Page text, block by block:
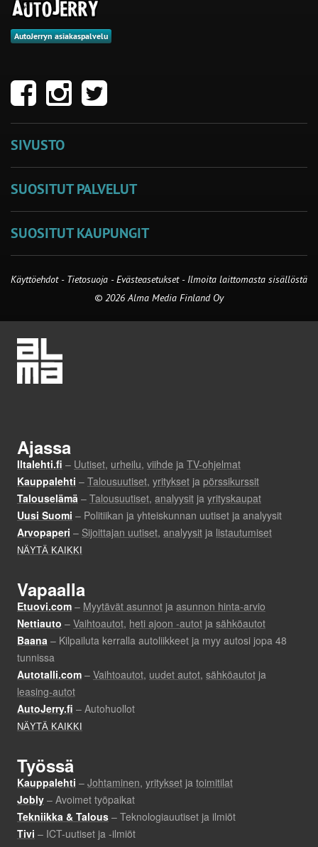
AutoJerryn asiakaspalvelu
SIVUSTO
SUOSITUT PALVELUT
SUOSITUT KAUPUNGIT
Käyttöehdot - Tietosuoja -Evästeasetukset- Ilmoita laittomasta sisällöstä
© 2026 Alma Media Finland Oy